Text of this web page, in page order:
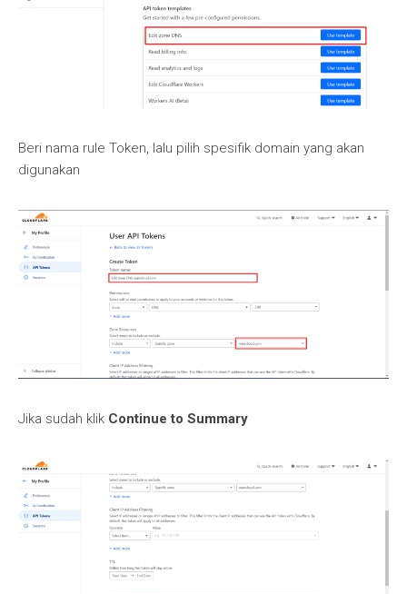
Beri nama rule Token, lalu pilih spesifik domain yang akan
digunakan
Jika sudah klik Continue to Summary